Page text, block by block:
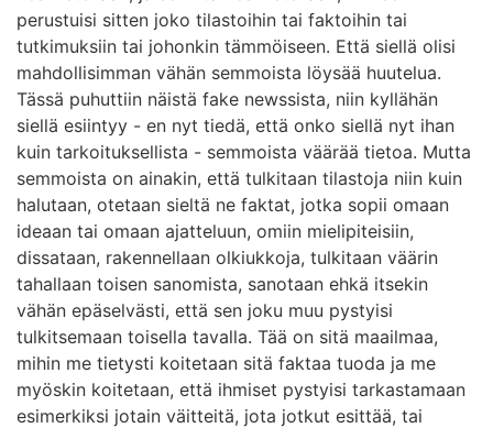
perustuisi sitten joko tilastoihin tai faktoihin tai
tutkimuksiin tai johonkin tämmöiseen. Että siellä olisi
mahdollisimman vähän semmoista löysää huutelua.
Tässä puhuttiin näistä fake newssista, niin kyllähän
siellä esiintyy - en nyt tiedä, että onko siellä nyt ihan
kuin tarkoituksellista - semmoista väärää tietoa. Mutta
semmoista on ainakin, että tulkitaan tilastoja niin kuin
halutaan, otetaan sieltä ne faktat, jotka sopii omaan
ideaan tai omaan ajatteluun, omiin mielipiteisiin,
dissataan, rakennellaan olkiukkoja, tulkitaan väärin
tahallaan toisen sanomista, sanotaan ehkä itsekin
vähän epäselvästi, että sen joku muu pystyisi
tulkitsemaan toisella tavalla. Tää on sitä maailmaa,
mihin me tietysti koitetaan sitä faktaa tuoda ja me
myöskin koitetaan, että ihmiset pystyisi tarkastamaan
esimerkiksi jotain väitteitä, jota jotkut esittää, tai